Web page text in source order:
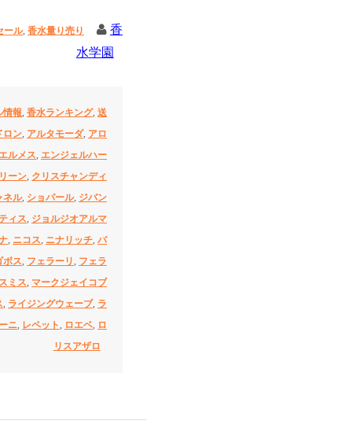
ール,香水量り売り
香
水学園
情報, 香水ランキング, 送
ロン, アルタモーダ, アロ
エルメス, エンジェルハー
ーン, クリスチャンディ
ネル, ショパール, ジバン
ィス, ジョルジオアルマ
, ニコス, ニナリッチ, バ
ボス, フェラーリ, フェラ
ミス, マークジェイコブ
, ライジングウェーブ, ラ
ニ, レペット, ロエベ, ロ
リスアザロ